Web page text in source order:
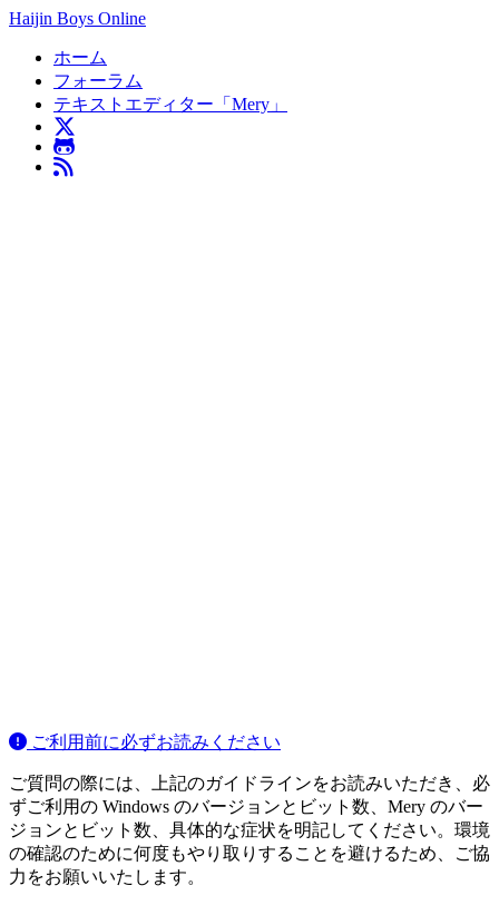
Haijin Boys Online
ホーム
フォーラム
テキストエディター「Mery」
ご利用前に必ずお読みください
ご質問の際には、上記のガイドラインをお読みいただき、必
ずご利用の Windows のバージョンとビット数、Mery のバー
ジョンとビット数、具体的な症状を明記してください。環境
の確認のために何度もやり取りすることを避けるため、ご協
力をお願いいたします。